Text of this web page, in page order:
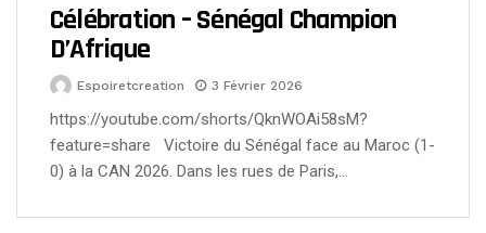
Célébration – Sénégal Champion
D’Afrique
Espoiretcreation 3 Février 2026
https://youtube.com/shorts/QknWOAi58sM?
feature=share Victoire du Sénégal face au Maroc (1-
0) à la CAN 2026. Dans les rues de Paris,…